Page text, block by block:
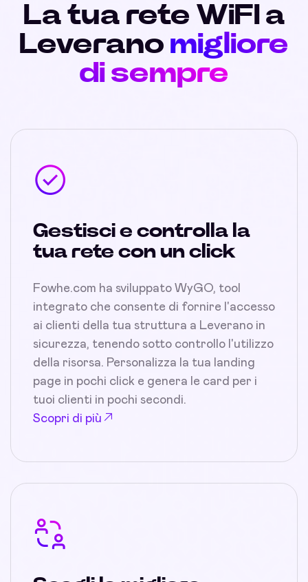
La tua rete WiFI a
Leverano migliore
di sempre
Gestisci e controlla la
tua rete con un click
Fowhe.com ha sviluppato WyGO, tool
integrato che consente di fornire l'accesso
ai clienti della tua struttura a Leverano in
sicurezza, tenendo sotto controllo l'utilizzo
della risorsa. Personalizza la tua landing
page in pochi click e genera le card per i
tuoi clienti in pochi secondi.
Scopri di più